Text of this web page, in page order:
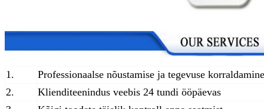
1.
Professionaalse nõustamise ja tegevuse korraldamine
2.
Klienditeenindus veebis 24 tundi ööpäevas